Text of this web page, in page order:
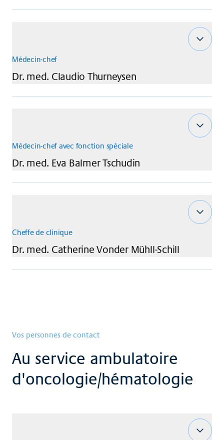
Médecin-chef
Dr. med. Claudio Thurneysen
Médecin-chef avec fonction spéciale
Dr. med. Eva Balmer Tschudin
Cheffe de clinique
Dr. med. Catherine Vonder Mühll-Schill
Vos personnes de contact
Au service ambulatoire
d'oncologie/hématologie